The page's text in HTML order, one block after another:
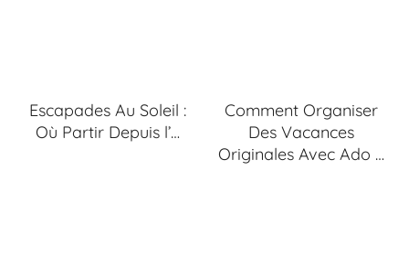
Escapades Au Soleil :
Où Partir Depuis l’…
Comment Organiser
Des Vacances
Originales Avec Ado …